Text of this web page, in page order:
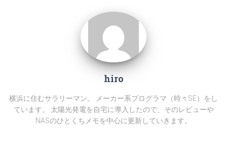
hiro
横浜に住むサラリーマン。 メーカー系プログラマ（時々SE）をし
ています。 太陽光発電を自宅に導入したので、そのレビューや
NASのひとくちメモを中心に更新していきます。